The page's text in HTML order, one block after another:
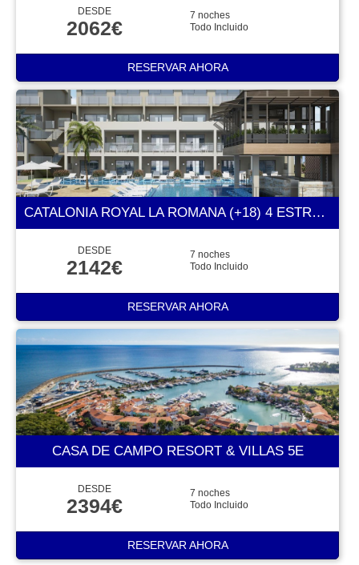
DESDE
2062€
7 noches
Todo Incluido
RESERVAR AHORA
CATALONIA ROYAL LA ROMANA (+18) 4 ESTRELLAS
DESDE
2142€
7 noches
Todo Incluido
RESERVAR AHORA
CASA DE CAMPO RESORT & VILLAS 5E
DESDE
2394€
7 noches
Todo Incluido
RESERVAR AHORA